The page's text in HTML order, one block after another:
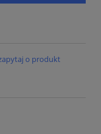
o produkt